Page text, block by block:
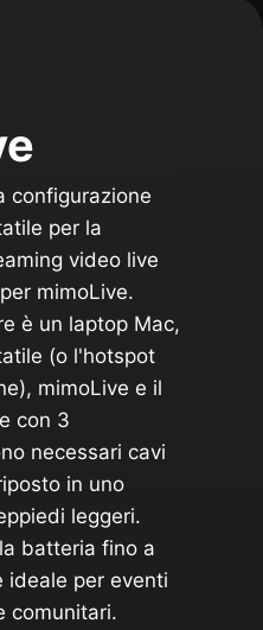
configurazione
per la
video live
mimoLive.
è un laptop Mac,
(o l'hotspot
mimoLive e il
con 3
necessari cavi
in uno
leggeri.
batteria fino a
ideale per eventi
comunitari.